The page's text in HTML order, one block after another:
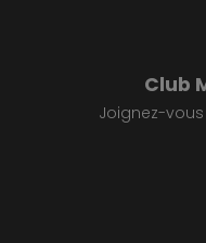
Club
Joignez-vous